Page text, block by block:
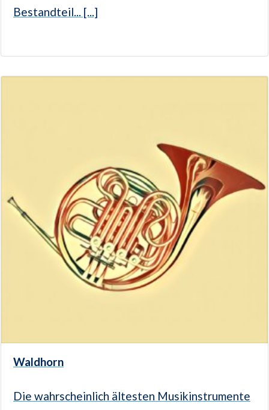
Bestandteil... [...]
Waldhorn
Die wahrscheinlich ältesten Musikinstrumente